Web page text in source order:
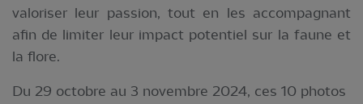
valoriser leur passion, tout en les accompagnant
afin de limiter leur impact potentiel sur la faune et
la flore.
Du 29 octobre au 3 novembre 2024, ces 10 photos